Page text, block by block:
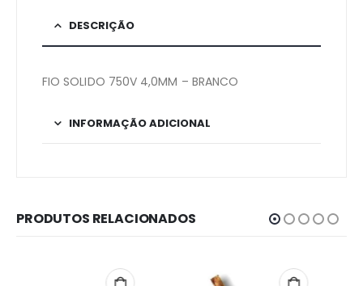
DESCRIÇÃO
FIO SOLIDO 750V 4,0MM – BRANCO
INFORMAÇÃO ADICIONAL
PRODUTOS RELACIONADOS